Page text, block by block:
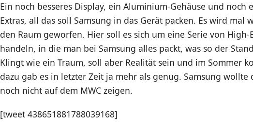
Ein noch besseres Display, ein Aluminium-Gehäuse und noch
Extras, all das soll Samsung in das Gerät packen. Es wird mal
den Raum geworfen. Hier soll es sich um eine Serie von High-
handeln, in die man bei Samsung alles packt, was so der
Klingt wie ein Traum, soll aber Realität sein und im Sommer
dazu gab es in letzter Zeit ja mehr als genug. Samsung wollte
noch nicht auf dem MWC zeigen.
[tweet 438651881788039168]